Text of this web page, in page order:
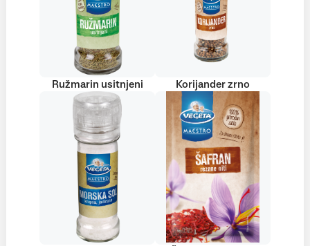
Ružmarin usitnjeni Korijander zrno